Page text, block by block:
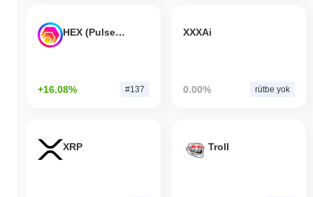
HEX (Pulsechain)
+16.08% #137
XXXAi
0.00% rütbe yok
XRP Troll